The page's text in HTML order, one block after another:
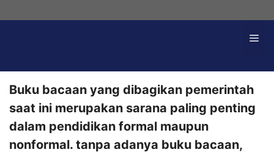
Buku bacaan yang dibagikan pemerintah
saat ini merupakan sarana paling penting
dalam pendidikan formal maupun
nonformal. tanpa adanya buku bacaan,